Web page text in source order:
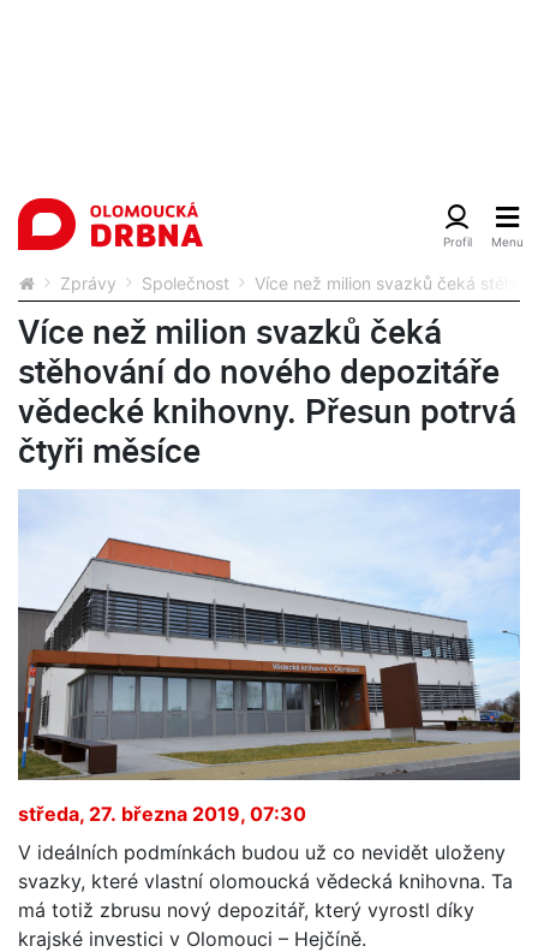
Zprávy Společnost Více než milion svazků čeká
Více než milion svazků čeká
stěhování do nového depozitáře
vědecké knihovny. Přesun potrvá
čtyři měsíce
středa, 27. března 2019, 07:30
V ideálních podmínkách budou už co nevidět uloženy
svazky, které vlastní olomoucká vědecká knihovna. Ta
má totiž zbrusu nový depozitář, který vyrostl díky
krajské investici v Olomouci – Hejčíně.